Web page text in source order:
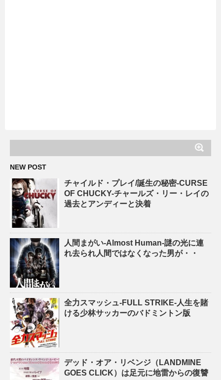
NEW POST
チャイルド・プレイ/誕生の秘密-CURSE
OF CHUCKY-チャールズ・リー・レイの
過去とアンディーと決着
人間まがい-Almost Human-謎の光に連
れ去られ人間ではなくなった男が・・
全力スマッシュ-FULL STRIKE-人生を賭
ける少林サッカーのバドミントン版
デッド・オア・リベンジ（LANDMINE
GOES CLICK）は足元に地雷からの復讐